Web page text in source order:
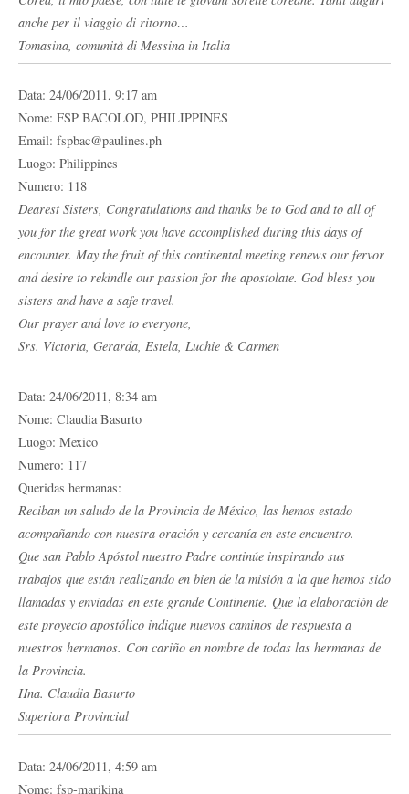
anche per il viaggio di ritorno…
Tomasina, comunità di Messina in Italia
Data: 24/06/2011, 9:17 am
Nome: FSP BACOLOD, PHILIPPINES
Email: fspbac@paulines.ph
Luogo: Philippines
Numero: 118
Dearest Sisters, Congratulations and thanks be to God and to all of
you for the great work you have accomplished during this days of
encounter. May the fruit of this continental meeting renews our fervor
and desire to rekindle our passion for the apostolate. God bless you
sisters and have a safe travel.
Our prayer and love to everyone,
Srs. Victoria, Gerarda, Estela, Luchie & Carmen
Data: 24/06/2011, 8:34 am
Nome: Claudia Basurto
Luogo: Mexico
Numero: 117
Queridas hermanas:
Reciban un saludo de la Provincia de México, las hemos estado
acompañando con nuestra oración y cercanía en este encuentro.
Que san Pablo Apóstol nuestro Padre continúe inspirando sus
trabajos que están realizando en bien de la misión a la que hemos sido
llamadas y enviadas en este grande Continente. Que la elaboración de
este proyecto apostólico indique nuevos caminos de respuesta a
nuestros hermanos. Con cariño en nombre de todas las hermanas de
la Provincia.
Hna. Claudia Basurto
Superiora Provincial
Data: 24/06/2011, 4:59 am
Nome: fsp-marikina